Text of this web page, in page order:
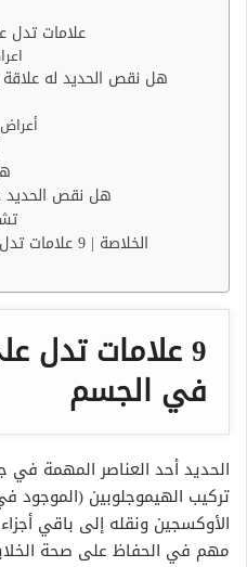
9 علامات تدل على نقص الحديد في الجسم
هل نقص الحديد له
هل نقص الحديد
الخلاصة | 9 علامات تدل على نقص الحديد في الجسم
9 علامات تدل
في الجسم
الحديد أحد العناصر المهمة
تركيب الهيموجلوبين
الأوكسجين ونقله إلى باقي
مهم في الحفاظ على صحة